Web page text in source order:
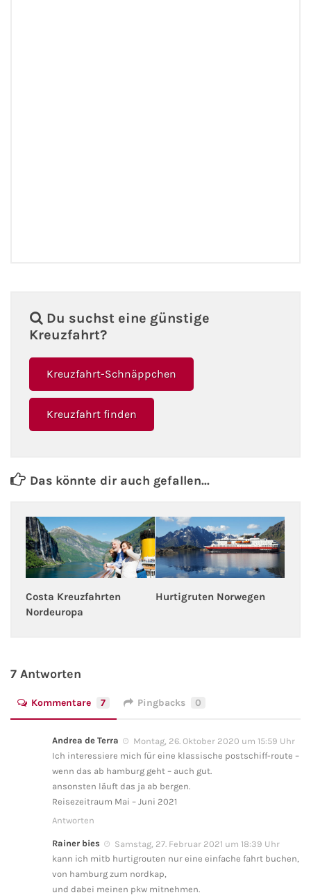
Du suchst eine günstige
Kreuzfahrt?
Kreuzfahrt-Schnäppchen
Kreuzfahrt finden
Das könnte dir auch gefallen...
Costa Kreuzfahrten
Nordeuropa
Hurtigruten Norwegen
7 Antworten
Kommentare 7 Pingbacks 0
Andrea de Terra
Montag, 26. Oktober 2020 um 15:59 Uhr
Ich interessiere mich für eine klassische postschiff-route –
wenn das ab hamburg geht – auch gut.
ansonsten läuft das ja ab bergen.
Reisezeitraum Mai – Juni 2021
Antworten
Rainer bies
Samstag, 27. Februar 2021 um 18:39 Uhr
kann ich mitb hurtigrouten nur eine einfache fahrt buchen,
von hamburg zum nordkap,
und dabei meinen pkw mitnehmen.